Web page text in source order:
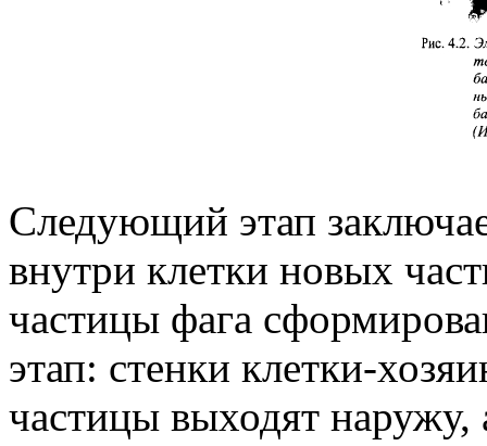
Следующий этап
внутри клетки новых
частицы фага
этап: стенки клетки-
частицы выходят наружу,